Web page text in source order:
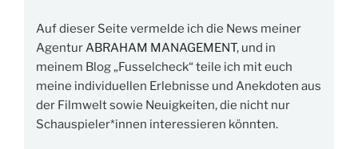
Auf dieser Seite vermelde ich die News meiner
AgenturABRAHAM MANAGEMENT, und in
meinem Blog „Fusselcheck“ teile ich mit euch
meine individuellen Erlebnisse und Anekdoten aus
der Filmwelt sowie Neuigkeiten, die nicht nur
Schauspieler*innen interessieren könnten.